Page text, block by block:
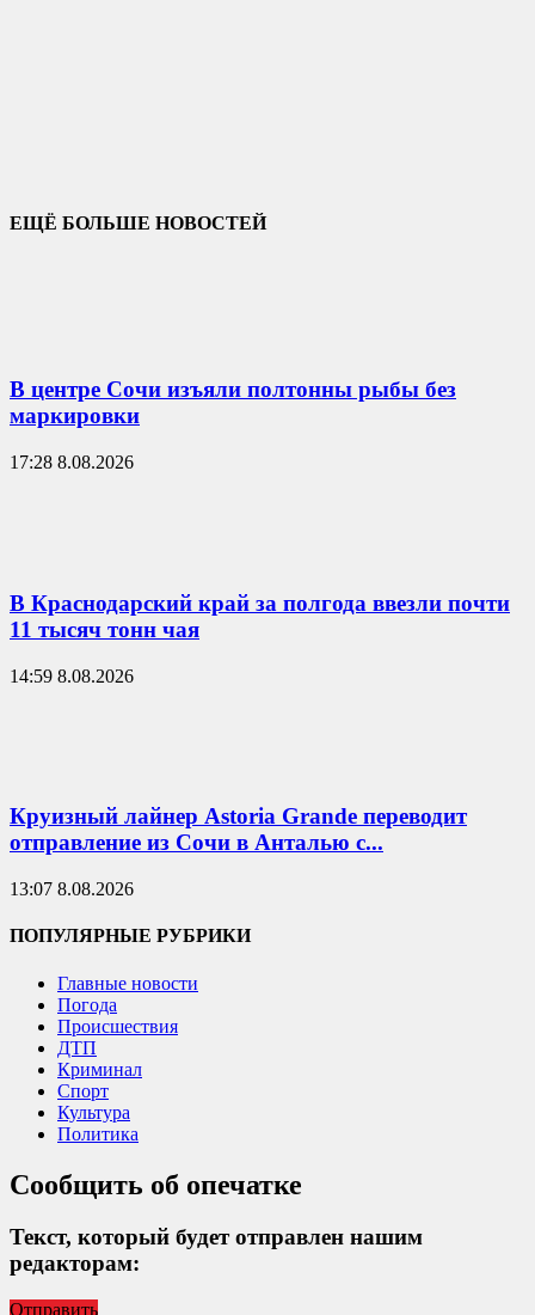
ЕЩЁ БОЛЬШЕ НОВОСТЕЙ
В центре Сочи изъяли полтонны рыбы без
маркировки
17:28 8.08.2026
В Краснодарский край за полгода ввезли почти
11 тысяч тонн чая
14:59 8.08.2026
Круизный лайнер Astoria Grande переводит
отправление из Сочи в Анталью с...
13:07 8.08.2026
ПОПУЛЯРНЫЕ РУБРИКИ
Главные новости
Погода
Происшествия
ДТП
Криминал
Спорт
Культура
Политика
Сообщить об опечатке
Текст, который будет отправлен нашим
редакторам:
Отправить